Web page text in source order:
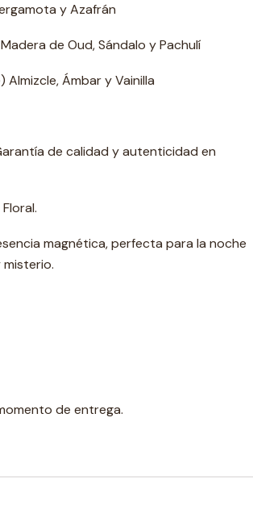
y Azafrán
de Oud, Sándalo y Pachulí
Ámbar y Vainilla
de calidad y autenticidad en
magnética, perfecta para la noche
de entrega.